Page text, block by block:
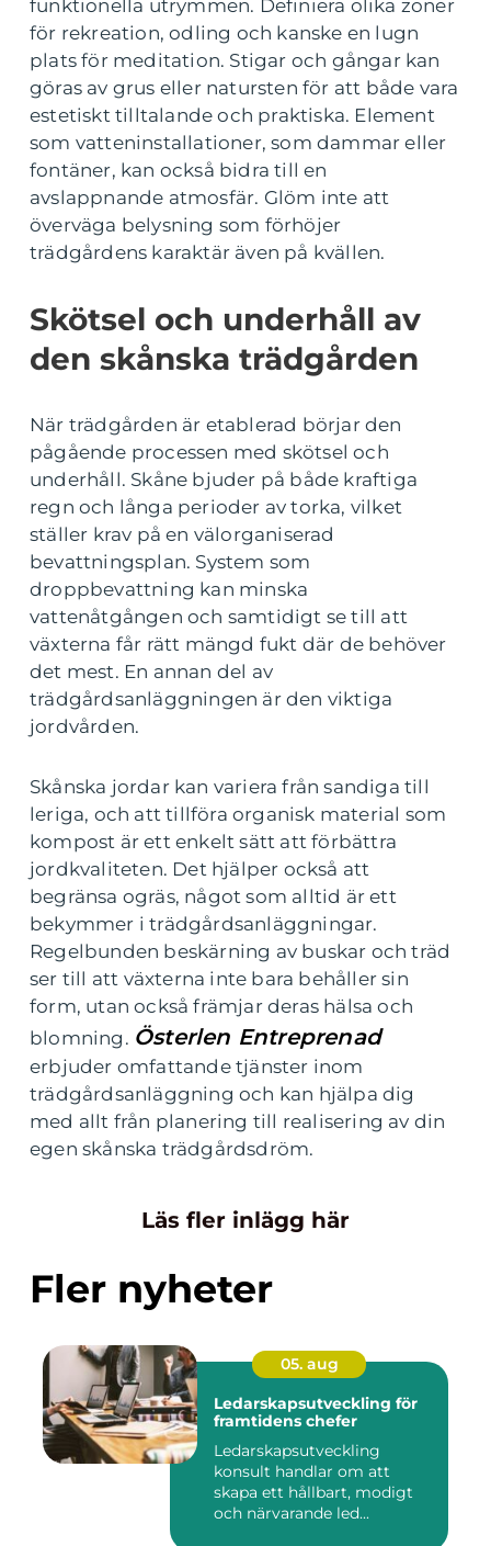
funktionella utrymmen. Definiera olika zoner
för rekreation, odling och kanske en lugn
plats för meditation. Stigar och gångar kan
göras av grus eller natursten för att både vara
estetiskt tilltalande och praktiska. Element
som vatteninstallationer, som dammar eller
fontäner, kan också bidra till en
avslappnande atmosfär. Glöm inte att
överväga belysning som förhöjer
trädgårdens karaktär även på kvällen.
Skötsel och underhåll av
den skånska trädgården
När trädgården är etablerad börjar den
pågående processen med skötsel och
underhåll. Skåne bjuder på både kraftiga
regn och långa perioder av torka, vilket
ställer krav på en välorganiserad
bevattningsplan. System som
droppbevattning kan minska
vattenåtgången och samtidigt se till att
växterna får rätt mängd fukt där de behöver
det mest. En annan del av
trädgårdsanläggningen är den viktiga
jordvården.
Skånska jordar kan variera från sandiga till
leriga, och att tillföra organisk material som
kompost är ett enkelt sätt att förbättra
jordkvaliteten. Det hjälper också att
begränsa ogräs, något som alltid är ett
bekymmer i trädgårdsanläggningar.
Regelbunden beskärning av buskar och träd
ser till att växterna inte bara behåller sin
form, utan också främjar deras hälsa och
blomning. Österlen Entreprenad
erbjuder omfattande tjänster inom
trädgårdsanläggning och kan hjälpa dig
med allt från planering till realisering av din
egen skånska trädgårdsdröm.
Läs fler inlägg här
Fler nyheter
05. aug
Ledarskapsutveckling för
framtidens chefer
Ledarskapsutveckling
konsult handlar om att
skapa ett hållbart, modigt
och närvarande led...